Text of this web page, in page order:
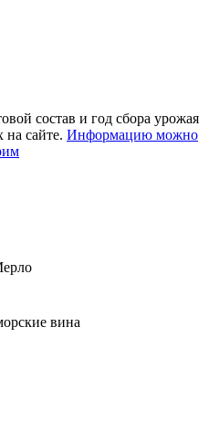
состав и год сбора урожая
на сайте. Информацию можно
вина